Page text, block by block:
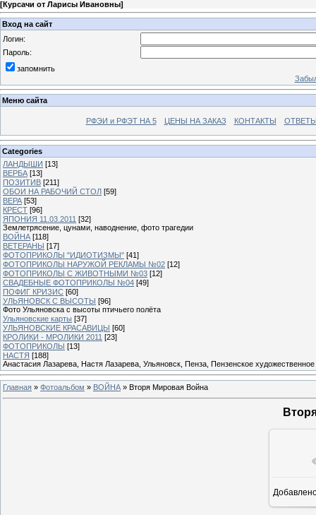
[Курсачи от Ларисы Ивановны]
Вход на сайт
Логин:
Пароль:
запомнить
Меню сайта
РФЭИ и РФЭТ НА 5 ЦЕНЫ НА ЗАКАЗ КОНТАКТЫ
Categories
ЛАНДЫШИ [13]
ВЕРБА [13]
ПОЗИТИВ [211]
ОБОИ НА РАБОЧИЙ СТОЛ [59]
ВЕРА [53]
КРЕСТ [96]
ЯПОНИЯ 11.03.2011 [32]
Землетрясение, цунами, наводнение, фото трагедии
ВОЙНА [118]
ВЕТЕРАНЫ [17]
ФОТОПРИКОЛЫ "ИДИОТИЗМЫ" [41]
ФОТОПРИКОЛЫ НАРУЖОЙ РЕКЛАМЫ №02 [12]
ФОТОПРИКОЛЫ С ЖИВОТНЫМИ №03 [12]
СВАДЕБНЫЕ ФОТОПРИКОЛЫ №04 [49]
ПОФИГ КРИЗИС [60]
УЛЬЯНОВСК С ВЫСОТЫ [96]
Фото Ульяновска с высоты птичьего полёта
Ульяновские карты [37]
УЛЬЯНОВСКИЕ КРАСАВИЦЫ [60]
КРОЛИКИ - МРОЛИКИ 2011 [23]
ФОТОПРИКОЛЫ [13]
НАСТЯ [188]
Анастасия Лазарева, Настя Лазарева, Ульяновск, Пенза, Пензенское
Главная » Фотоальбом » ВОЙНА » Вторя Мировая Война